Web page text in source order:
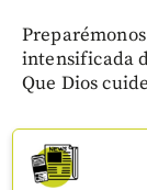
intensificada
Que Dios